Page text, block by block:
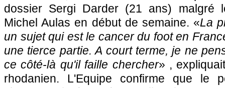
dossier Sergi Darder (21 ans) malgré
Michel Aulas en début de semaine. «La
un sujet qui est le cancer du foot en
une tierce partie. A court terme, je ne
ce côté-là qu'il faille chercher» ,
rhodanien. L'Equipe confirme que le